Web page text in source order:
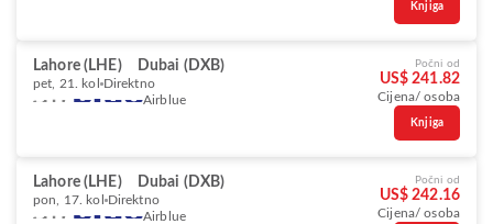
Knjiga
Lahore (LHE) Dubai (DXB)
pet, 21. kol Direktno
Airblue
Počni od
US$ 241.82
Cijena/ osoba
Knjiga
Lahore (LHE) Dubai (DXB)
pon, 17. kol Direktno
Airblue
Počni od
US$ 242.16
Cijena/ osoba